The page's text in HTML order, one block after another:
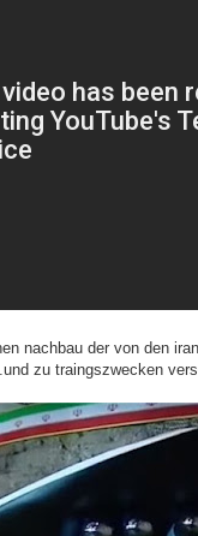
nachbau der von den
zu traingszwecken